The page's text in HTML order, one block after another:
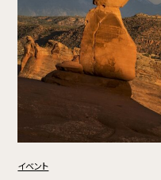
イベント